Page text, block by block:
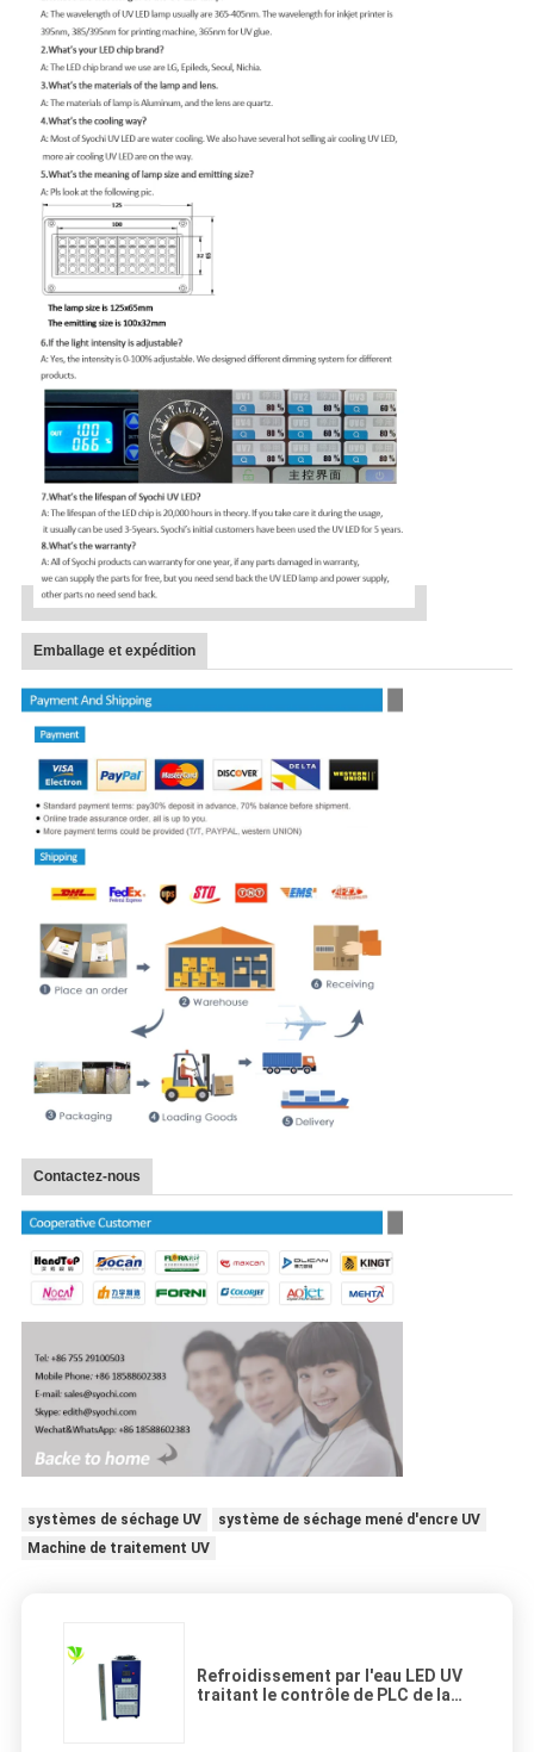
Emballage et expédition
Contactez-nous
systèmes de séchage UV
système de séchage mené d'encre UV
Machine de traitement UV
Refroidissement par l'eau LED UV
traitant le contrôle de PLC de la